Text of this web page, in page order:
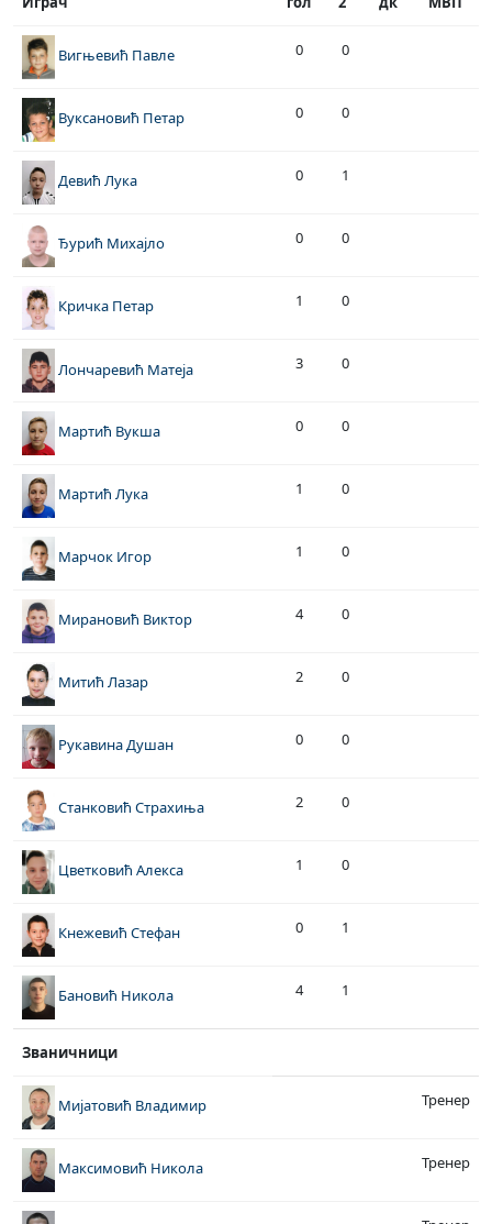
Вигњевић Павле 0 0
Вуксановић Петар 0 0
Девић Лука 0 1
Ђурић Михајло 0 0
Кричка Петар 1 0
Лончаревић Матеја 3 0
Мартић Вукша 0 0
Мартић Лука 1 0
Марчок Игор 1 0
Мирановић Виктор 4 0
Митић Лазар 2 0
Рукавина Душан 0 0
Станковић Страхиња 2 0
Цветковић Алекса 1 0
Кнежевић Стефан 0 1
Бановић Никола 4 1
Званичници
Мијатовић Владимир Тренер
Максимовић Никола Тренер